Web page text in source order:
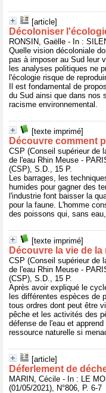
[article]
Décoloniser
RONSIN, Gaëlle - In :
Quelle vision décoloniale
pas à imposer au Sud leur
les analyses politiques ne
l'écologie risque de
Il est fondamental de
du Sud ainsi que dans nos
racisme environnemental.
[texte imprimé]
Découvre comment
CSP (Conseil supérieur de
de l'eau Rhin Meuse -
(CSP), S.D., 15 P.
Les barrages, les
humides pour gagner des
l'industrie font baisser la
pour la faune. L'homme
des poissons qui, sans
[texte imprimé]
Découvre la vie de la
CSP (Conseil supérieur de
de l'eau Rhin Meuse -
(CSP), S.D., 15 P.
Après avoir expliqué le
les différentes espèces de
tous ordres dont peut être
pêche et les activités des
défense de l'eau et
ressource naturelle si
[article]
Déferlement de
MARIN, Cécile - In : LE
(01/05/2021), N°806, P. 6-7